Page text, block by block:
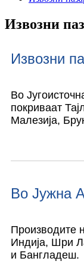
Извозни
Извозни
Во
покриваат
Малезија,
Во Јужна
Производите
Индија, Шри
и Бангладеш.